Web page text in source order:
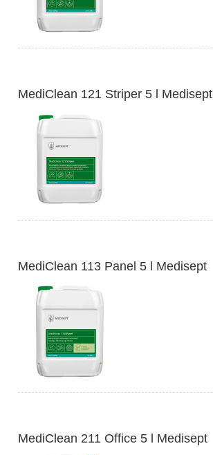
MediClean 121 Striper 5 l Medisept
MediClean 113 Panel 5 l Medisept
MediClean 211 Office 5 l Medisept